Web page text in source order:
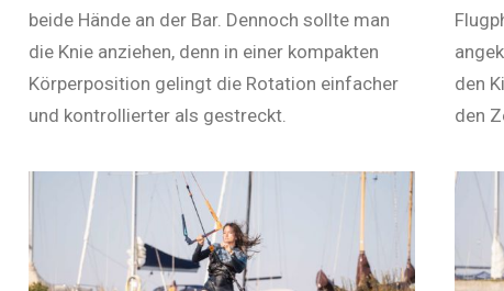
beide Hände an der Bar. Dennoch sollte man
die Knie anziehen, denn in einer kompakten
Körperposition gelingt die Rotation einfacher
und kontrollierter als gestreckt.
den
den